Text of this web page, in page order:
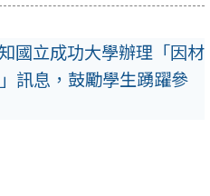
國立成功大學辦理「因材
訊息，鼓勵學生踴躍參